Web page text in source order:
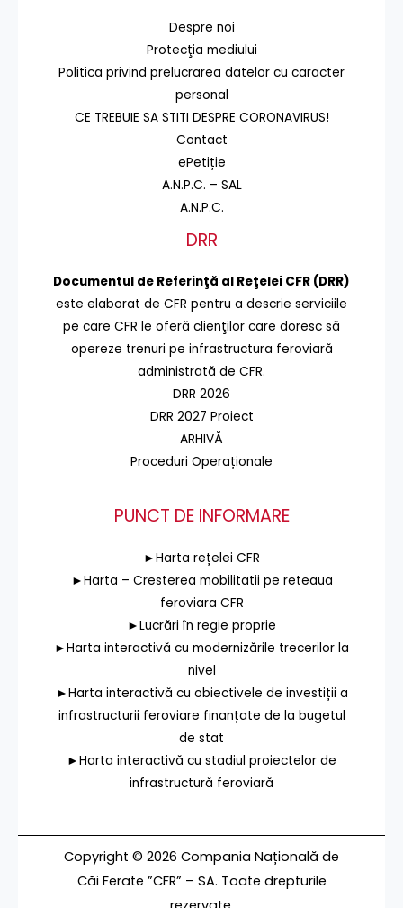
Despre noi
Protecţia mediului
Politica privind prelucrarea datelor cu caracter
personal
CE TREBUIE SA STITI DESPRE CORONAVIRUS!
Contact
ePetiție
A.N.P.C. – SAL
A.N.P.C.
DRR
Documentul de Referinţă al Reţelei CFR (DRR)
este elaborat de CFR pentru a descrie serviciile
pe care CFR le oferă clienţilor care doresc să
opereze trenuri pe infrastructura feroviară
administrată de CFR.
DRR 2026
DRR 2027 Proiect
ARHIVĂ
Proceduri Operaționale
PUNCT DE INFORMARE
►Harta rețelei CFR
►Harta – Cresterea mobilitatii pe reteaua
feroviara CFR
►Lucrări în regie proprie
►Harta interactivă cu modernizările trecerilor la
nivel
►Harta interactivă cu obiectivele de investiții a
infrastructurii feroviare finanțate de la bugetul
de stat
►Harta interactivă cu stadiul proiectelor de
infrastructură feroviară
Copyright © 2026 Compania Națională de
Căi Ferate ”CFR” – SA. Toate drepturile